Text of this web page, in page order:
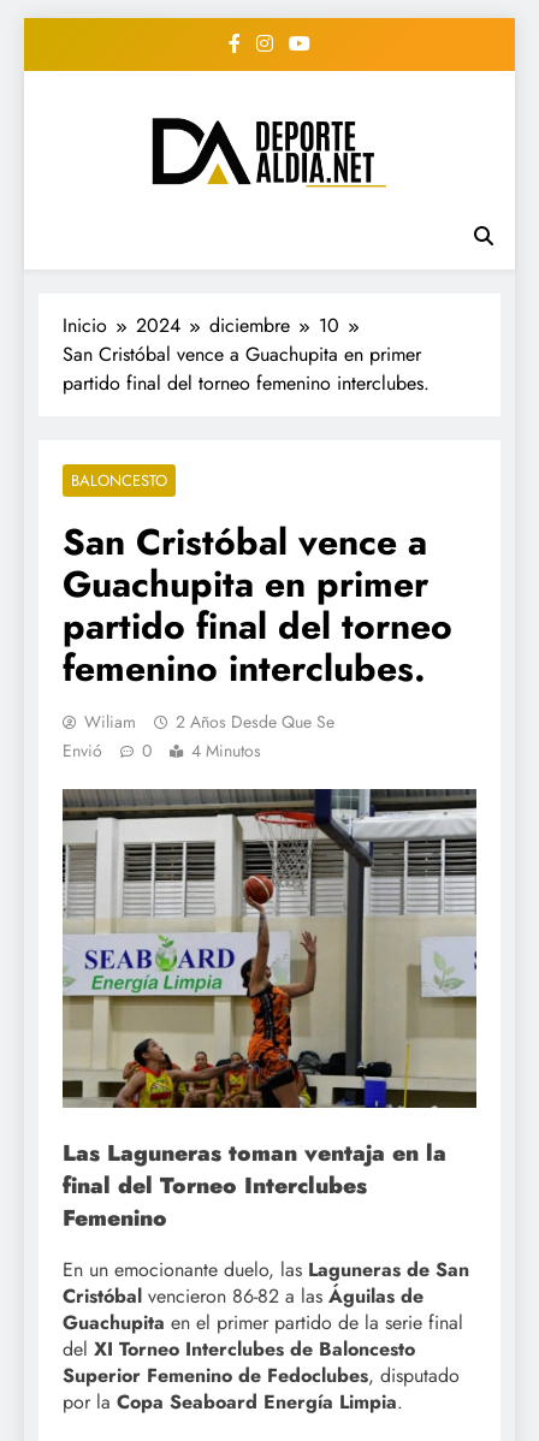
• DEPORTE AL DIA •
"Periodico Deportivo
Digital"
#deportealdiard #deportealdiaperiodico
Inicio 2024 diciembre
10
San Cristóbal vence a Guachupita en primer
partido final del torneo femenino interclubes.
BALONCESTO
San Cristóbal vence a
Guachupita en primer
partido final del torneo
femenino interclubes.
Wiliam
2 Años Desde Que Se
Envió
0 4 Minutos
Las Laguneras toman ventaja en la
final del Torneo Interclubes
Femenino
En un emocionante duelo, las Laguneras de San
Cristóbal vencieron 86-82 a las Águilas de
Guachupita en el primer partido de la serie final
del XI Torneo Interclubes de Baloncesto
Superior Femenino de Fedoclubes, disputado
por la Copa Seaboard Energía Limpia.